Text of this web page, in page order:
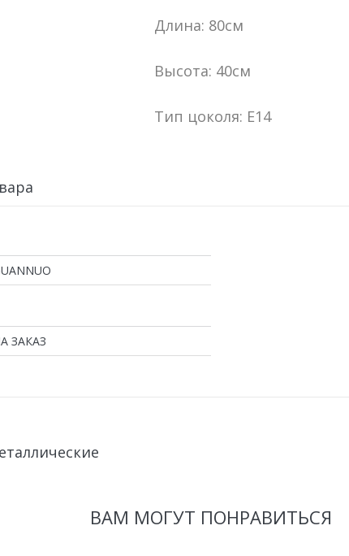
Длина: 80см
Высота: 40см
Тип цоколя: E14
ЗАКАЗ
ВАМ МОГУТ ПОНРАВИТЬСЯ